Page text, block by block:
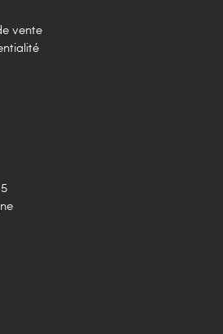
vente